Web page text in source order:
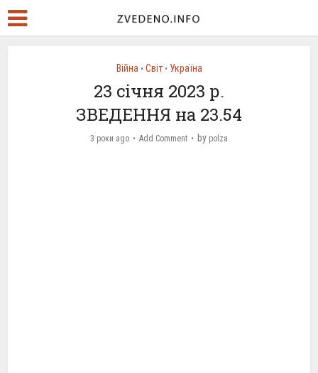
Війна • Світ • Україна
23 січня 2023 р.
ЗВЕДЕННЯ на 23.54
3 роки ago Add Comment by polza